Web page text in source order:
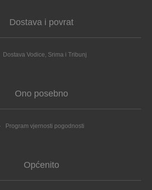
Dostava i povrat
Dostava Vodice, Srima i Tribunj
Ono posebno
Program vjernosti pogodnosti
Općenito